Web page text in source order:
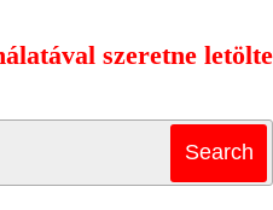
szeretne